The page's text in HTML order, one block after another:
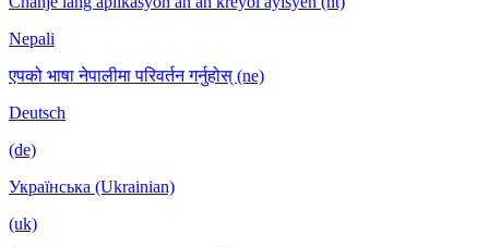
Nepali
एपको भाषा नेपालीमा परिवर्तन गर्नुहोस् (ne)
Deutsch
(de)
Українська (Ukrainian)
(uk)